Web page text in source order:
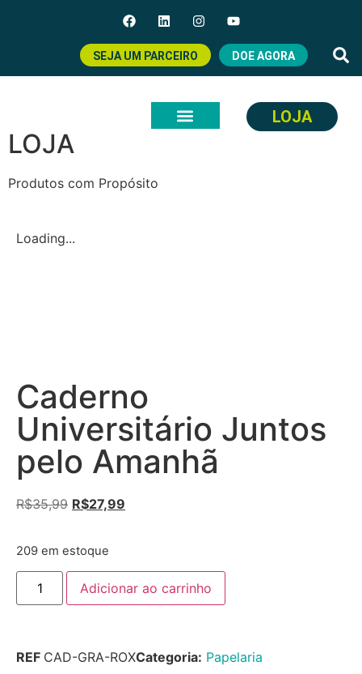
SEJA UM PARCEIRO DOE AGORA
LOJA
LOJA
Produtos com Propósito
Loading...
Caderno
Universitário Juntos
pelo Amanhã
R$35,99 R$27,99
209 em estoque
Adicionar ao carrinho
REF CAD-GRA-ROXCategoria: Papelaria